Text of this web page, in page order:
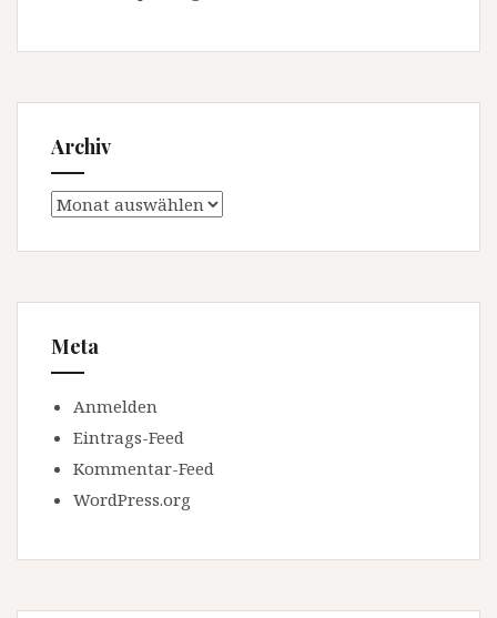
Archiv
Archiv
Meta
Anmelden
Eintrags-Feed
Kommentar-Feed
WordPress.org